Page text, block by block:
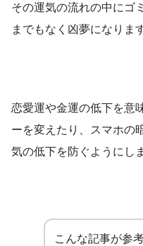
その運気の流れの中にゴ
までもなく凶夢になります
恋愛運や金運の低下を意
ーを変えたり、スマホの
気の低下を防ぐようにし
こんな記事が参